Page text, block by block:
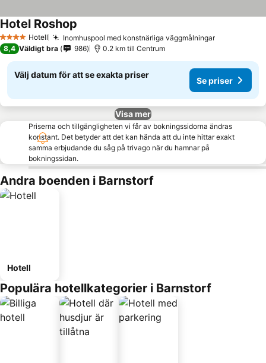
4 StjärnorHotell Inomhuspool med konstnärliga väggmålningar
Hotel Roshop
8,4 Väldigt bra 986 0.2 km till Centrum
Välj datum för att se exakta priser
Se priser
Visa mer
Priserna och tillgängligheten vi får av bokningssidorna ändras
konstant. Det betyder att det kan hända att du inte hittar exakt
samma erbjudande du såg på trivago när du hamnar på
bokningssidan.
Andra boenden i Barnstorf
Hotell
Populära hotellkategorier i Barnstorf